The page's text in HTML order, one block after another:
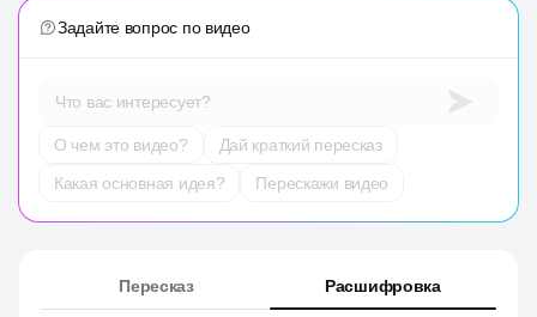
Задайте вопрос по видео
Что вас интересует?
О чем это видео?
Дай краткий пересказ
Какая основная идея?
Перескажи видео
Пересказ Расшифровка